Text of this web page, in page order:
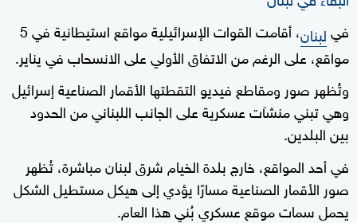
فيلبنان
، أقامت القوات الإسرائيلية مواقع استيطانية في 5
مواقع، على الرغم من الاتفاق الأولي على الانسحاب في يناير.
وتُظهر صور ومقاطع فيديو التقطتها الأقمار الصناعية إسرائيل
وهي تبني منشآت عسكرية على الجانب اللبناني من الحدود
بين البلدين.
في أحد المواقع، خارج بلدة الخيام شرق لبنان مباشرة، تُظهر
صور الأقمار الصناعية مسارًا يؤدي إلى هيكل مستطيل الشكل
يحمل سمات موقع عسكري بُني هذا العام.